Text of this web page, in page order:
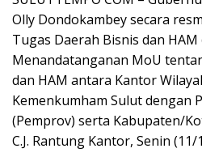
Olly Dondokambey secara
Tugas Daerah Bisnis dan HAM
Menandatanganan MoU
dan HAM antara Kantor
Kemenkumham Sulut dengan
(Pemprov) serta Kabupaten/
C.J. Rantung Kantor, Senin (11/